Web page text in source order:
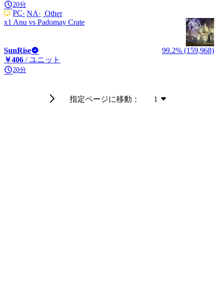
20分
PC NA
Other
x1 Anu vs Padomay Crate
SunRise
99.2% (159,968)
￥406 / ユニット
20分
指定ページに移動： 1